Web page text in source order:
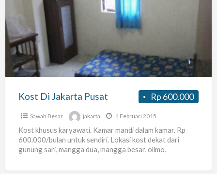
Jakarta
Pusat
Rp 600.000
Kost Di Jakarta Pusat
Sawah Besar jakarta 4 Februari 2015
Kost khusus karyawati. Kamar mandi dalam kamar. Rp
600.000/bulan untuk sendiri. Lokasi kost dekat dari
gunung sari, mangga dua, mangga besar, olimo,